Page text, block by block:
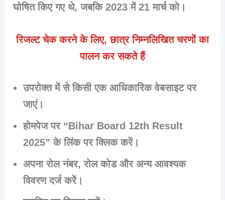
घोषित किए गए थे, जबकि 2023 में 21 मार्च को।
रिजल्ट चेक करने के लिए, छात्र निम्नलिखित चरणों का
पालन कर सकते हैं
उपरोक्त में से किसी एक आधिकारिक वेबसाइट पर
जाएं।​
होमपेज पर “Bihar Board 12th Result
2025” के लिंक पर क्लिक करें।​
अपना रोल नंबर, रोल कोड और अन्य आवश्यक
विवरण दर्ज करें।​